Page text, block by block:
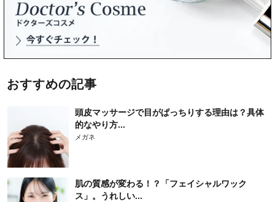
おすすめの記事
頭皮マッサージで目がぱっちりする理由は？具体
的なやり方...
メガネ
肌の質感が変わる！？「フェイシャルワック
ス」。うれしい...